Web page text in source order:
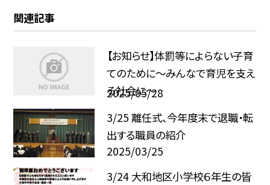
関連記事
【お知らせ】体罰等によらない子育
てのために～みんなで育児を支え
る社会に～
2025/05/28
3/25 離任式、今年度末で退職・転
出する職員の紹介
2025/03/25
3/24 大和地区小学校６年生の皆